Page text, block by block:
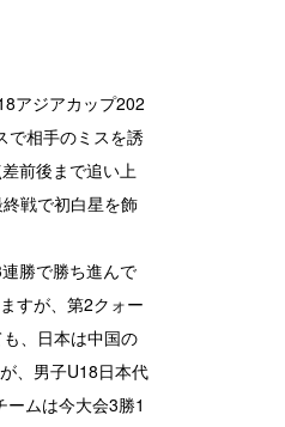
アジアカップ202
で相手のミスを誘
前後まで追い上
戦で初白星を飾
勝で勝ち進んで
すが、第2クォー
、日本は中国の
、男子U18日本代
ムは今大会3勝1